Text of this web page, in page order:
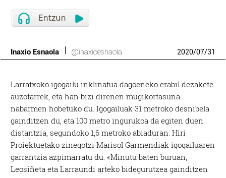
Inaxio Esnaola @inaxioesnaola 2020/07/31
Larratxoko igogailu inklinatua dagoeneko erabil dezakete
auzotarrek, eta han bizi direnen mugikortasuna
nabarmen hobetuko du. Igogailuak 31 metroko desnibela
gainditzen du, eta 100 metro ingurukoa da egiten duen
distantzia, segundoko 1,6 metroko abiaduran. Hiri
Proiektuetako zinegotzi Marisol Garmendiak igogailuaren
garrantzia azpimarratu du: «Minutu baten buruan,
Leosiñeta eta Larraundi arteko bidegurutzea gainditzen